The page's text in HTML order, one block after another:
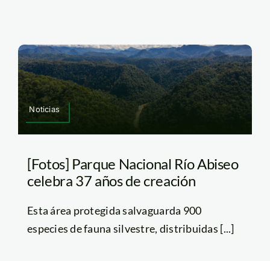
Noticias
[Fotos] Parque Nacional Río Abiseo
celebra 37 años de creación
Esta área protegida salvaguarda 900
especies de fauna silvestre, distribuidas [...]